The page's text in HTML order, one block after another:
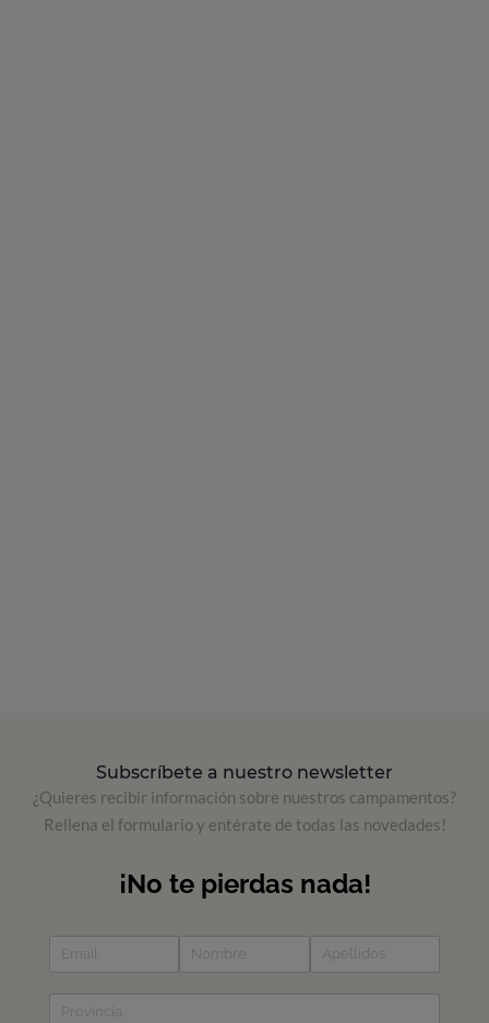
Subscríbete a nuestro newsletter
¿Quieres recibir información sobre nuestros campamentos?
Rellena el formulario y entérate de todas las novedades!